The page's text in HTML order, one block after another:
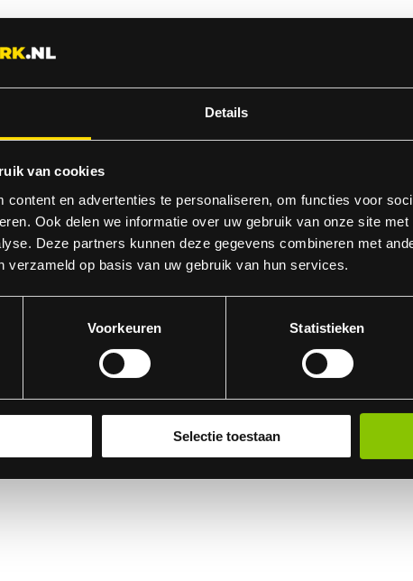
Details
van cookies
content en advertenties te personaliseren, om functies voor
Ook delen we informatie over uw gebruik van onze site
Deze partners kunnen deze gegevens combineren met
verzameld op basis van uw gebruik van hun services.
Voorkeuren Statistieken
Selectie toestaan